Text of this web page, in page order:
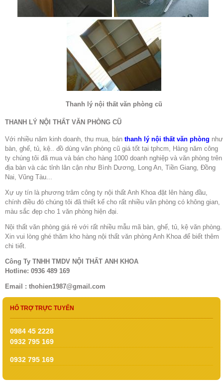
Thanh lý nội thất văn phòng cũ
THANH LÝ NỘI THẤT VĂN PHÒNG CŨ
Với nhiều năm kinh doanh, thu mua, bán thanh lý nội thất văn phòng như
bàn, ghế, tủ, kệ.. đồ dùng văn phòng cũ giá tốt tại tphcm, Hàng năm công
ty chúng tôi đã mua và bán cho hàng 1000 doanh nghiệp và văn phòng trên
địa bàn và các tỉnh lân cận như Bình Dương, Long An, Tiền Giang, Đồng
Nai, Vũng Tàu...
Xự uy tín là phương trâm công ty nội thất Anh Khoa đặt lên hàng đầu,
chính điều đó chúng tôi đã thiết kế cho rất nhiều văn phòng có không gian,
màu sắc đẹp cho 1 văn phòng hiện đại.
Nội thất văn phòng giá rẻ với rất nhiều mẫu mã bàn, ghế, tủ, kệ văn phòng.
Xin vui lòng ghé thăm kho hàng nội thất văn phòng Anh Khoa để biết thêm
chi tiết.
Công Ty TNHH TMDV NỘI THẤT ANH KHOA
Hotline: 0936 489 169
Email : thohien1987@gmail.com
HỔ TRỢ TRỰC TUYẾN
0984 45 2228
0932 795 169
0932 795 169